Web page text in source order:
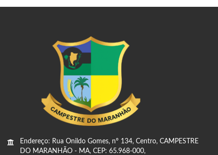
Endereço: Rua Onildo Gomes, nº 134, Centro, CAMPESTRE
DO MARANHÃO - MA, CEP: 65.968-000,